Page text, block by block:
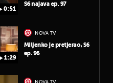
0:51
S6 najava ep. 97
1:29
NOVA TV
Miljenko je pretjerao, S6
ep. 96